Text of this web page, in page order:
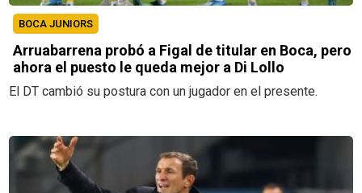
BOCA JUNIORS
Arruabarrena probó a Figal de titular en Boca, pero
ahora el puesto le queda mejor a Di Lollo
El DT cambió su postura con un jugador en el presente.